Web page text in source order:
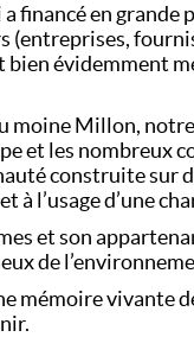
financé en
(entreprises,
évidemment
moine Millon,
et les nombreux
construite sur
à l’usage d’une
et son
de
mémoire